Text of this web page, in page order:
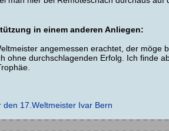
in einem anderen Anliegen:
angemessen erachtet, der möge
ohne durchschlagenden Erfolg. Ich finde
17.Weltmeister Ivar Bern